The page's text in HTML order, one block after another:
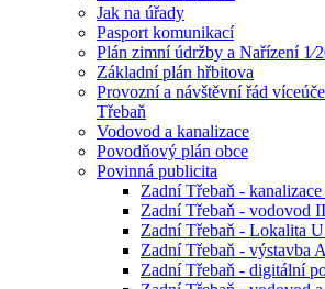
Jak na úřady
Pasport komunikací
Plán zimní údržby a Nařízení
Základní plán hřbitova
Provozní a návštěvní řád
Třebaň
Vodovod a kanalizace
Povodňový plán obce
Povinná publicita
Zadní Třebaň - kanalizace
Zadní Třebaň - vodovod
Zadní Třebaň - Lokalita
Zadní Třebaň - výstavba
Zadní Třebaň - digitální